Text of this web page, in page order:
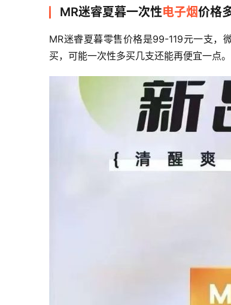
MR迷睿夏暮一次性电子烟价格
MR迷睿夏暮零售价格是99-119元一支，
买，可能一次性多买几支还能再便宜一点。